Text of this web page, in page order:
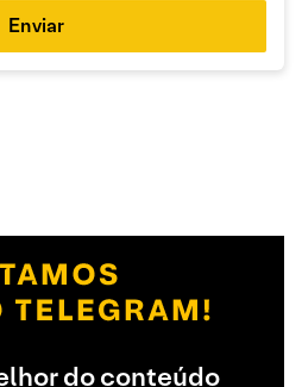
Enviar
do conteúdo